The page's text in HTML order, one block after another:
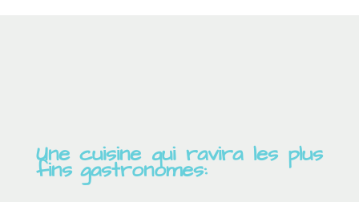
Une cuisine qui ravira les plus
fins gastronomes: